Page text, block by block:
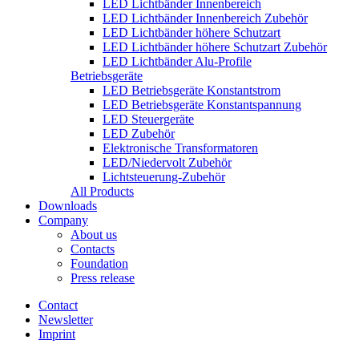
LED Lichtbänder Innenbereich
LED Lichtbänder Innenbereich Zubehör
LED Lichtbänder höhere Schutzart
LED Lichtbänder höhere Schutzart Zubehör
LED Lichtbänder Alu-Profile
Betriebsgeräte
LED Betriebsgeräte Konstantstrom
LED Betriebsgeräte Konstantspannung
LED Steuergeräte
LED Zubehör
Elektronische Transformatoren
LED/Niedervolt Zubehör
Lichtsteuerung-Zubehör
All Products
Downloads
Company
About us
Contacts
Foundation
Press release
Contact
Newsletter
Imprint